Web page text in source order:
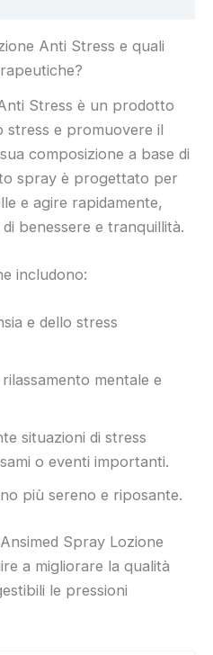
Anti Stress e quali
Stress è un prodotto
e promuovere il
composizione a base di
spray è progettato per
e agire rapidamente,
benessere e tranquillità.
includono:
e dello stress
mentale e
situazioni di stress
o eventi importanti.
più sereno e riposante.
Spray Lozione
a migliorare la qualità
le pressioni